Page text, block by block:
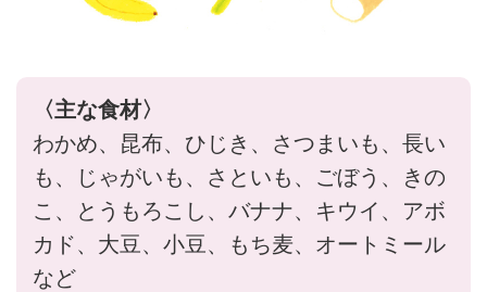
〈主な食材〉
わかめ、昆布、ひじき、さつまいも、長い
も、じゃがいも、さといも、ごぼう、きの
こ、とうもろこし、バナナ、キウイ、アボ
カド、大豆、小豆、もち麦、オートミール
など